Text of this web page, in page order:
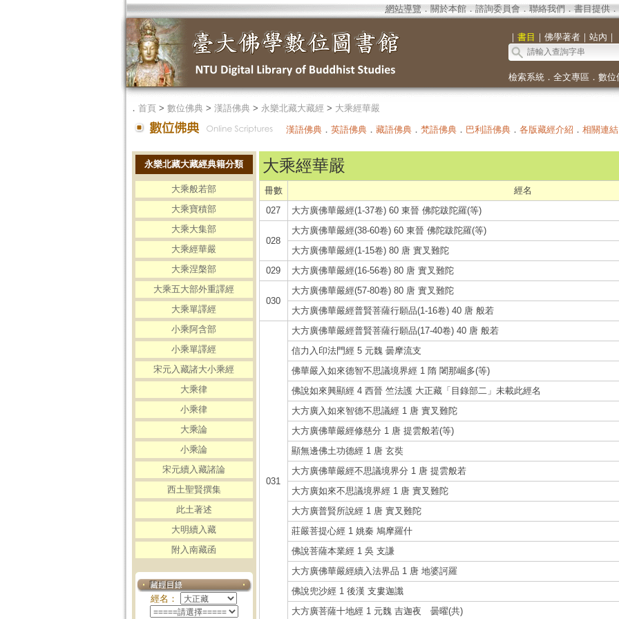
網站導覽 ． 關於本館． 諮詢委員會． 聯絡我們 ． 書目提供．
｜ 書目 ｜ 佛學著者｜ 站內 ｜
檢索系統． 全文專區 ． 數位
． 首頁> 數位佛典 > 漢語佛典 > 永樂北藏大藏經 > 大乘經華嚴
漢語佛典． 英語佛典． 藏語佛典． 梵語佛典． 巴利語佛典． 各版藏經介紹 ． 相關連結
永樂北藏大藏經典籍分類
大乘般若部
大乘寶積部
大乘大集部
大乘經華嚴
大乘涅槃部
大乘五大部外重譯經
大乘單譯經
小乘阿含部
小乘單譯經
宋元入藏諸大小乘經
大乘律
小乘律
大乘論
小乘論
宋元續入藏諸論
西土聖賢撰集
此土著述
大明續入藏
附入南藏函
經名：
大乘經華嚴
冊數
經名
027
大方廣佛華嚴經(1-37卷) 60 東晉 佛陀跋陀羅(等)
028
大方廣佛華嚴經(38-60卷) 60 東晉 佛陀跋陀羅(等)
大方廣佛華嚴經(1-15卷) 80 唐 實叉難陀
029
大方廣佛華嚴經(16-56卷) 80 唐 實叉難陀
030
大方廣佛華嚴經(57-80卷) 80 唐 實叉難陀
大方廣佛華嚴經普賢菩薩行願品(1-16卷) 40 唐 般若
031
大方廣佛華嚴經普賢菩薩行願品(17-40卷) 40 唐 般若
信力入印法門經 5 元魏 曇摩流支
佛華嚴入如來德智不思議境界經 1 隋 闍那崛多(等)
佛說如來興顯經 4 西晉 竺法護 大正藏「目錄部二」未載此經名
大方廣入如來智德不思議經 1 唐 實叉難陀
大方廣佛華嚴經修慈分 1 唐 提雲般若(等)
顯無邊佛土功德經 1 唐 玄奘
大方廣佛華嚴經不思議境界分 1 唐 提雲般若
大方廣如來不思議境界經 1 唐 實叉難陀
大方廣普賢所說經 1 唐 實叉難陀
莊嚴菩提心經 1 姚秦 鳩摩羅什
佛說菩薩本業經 1 吳 支謙
大方廣佛華嚴經續入法界品 1 唐 地婆訶羅
佛說兜沙經 1 後漢 支婁迦讖
大方廣菩薩十地經 1 元魏 吉迦夜 曇曜(共)